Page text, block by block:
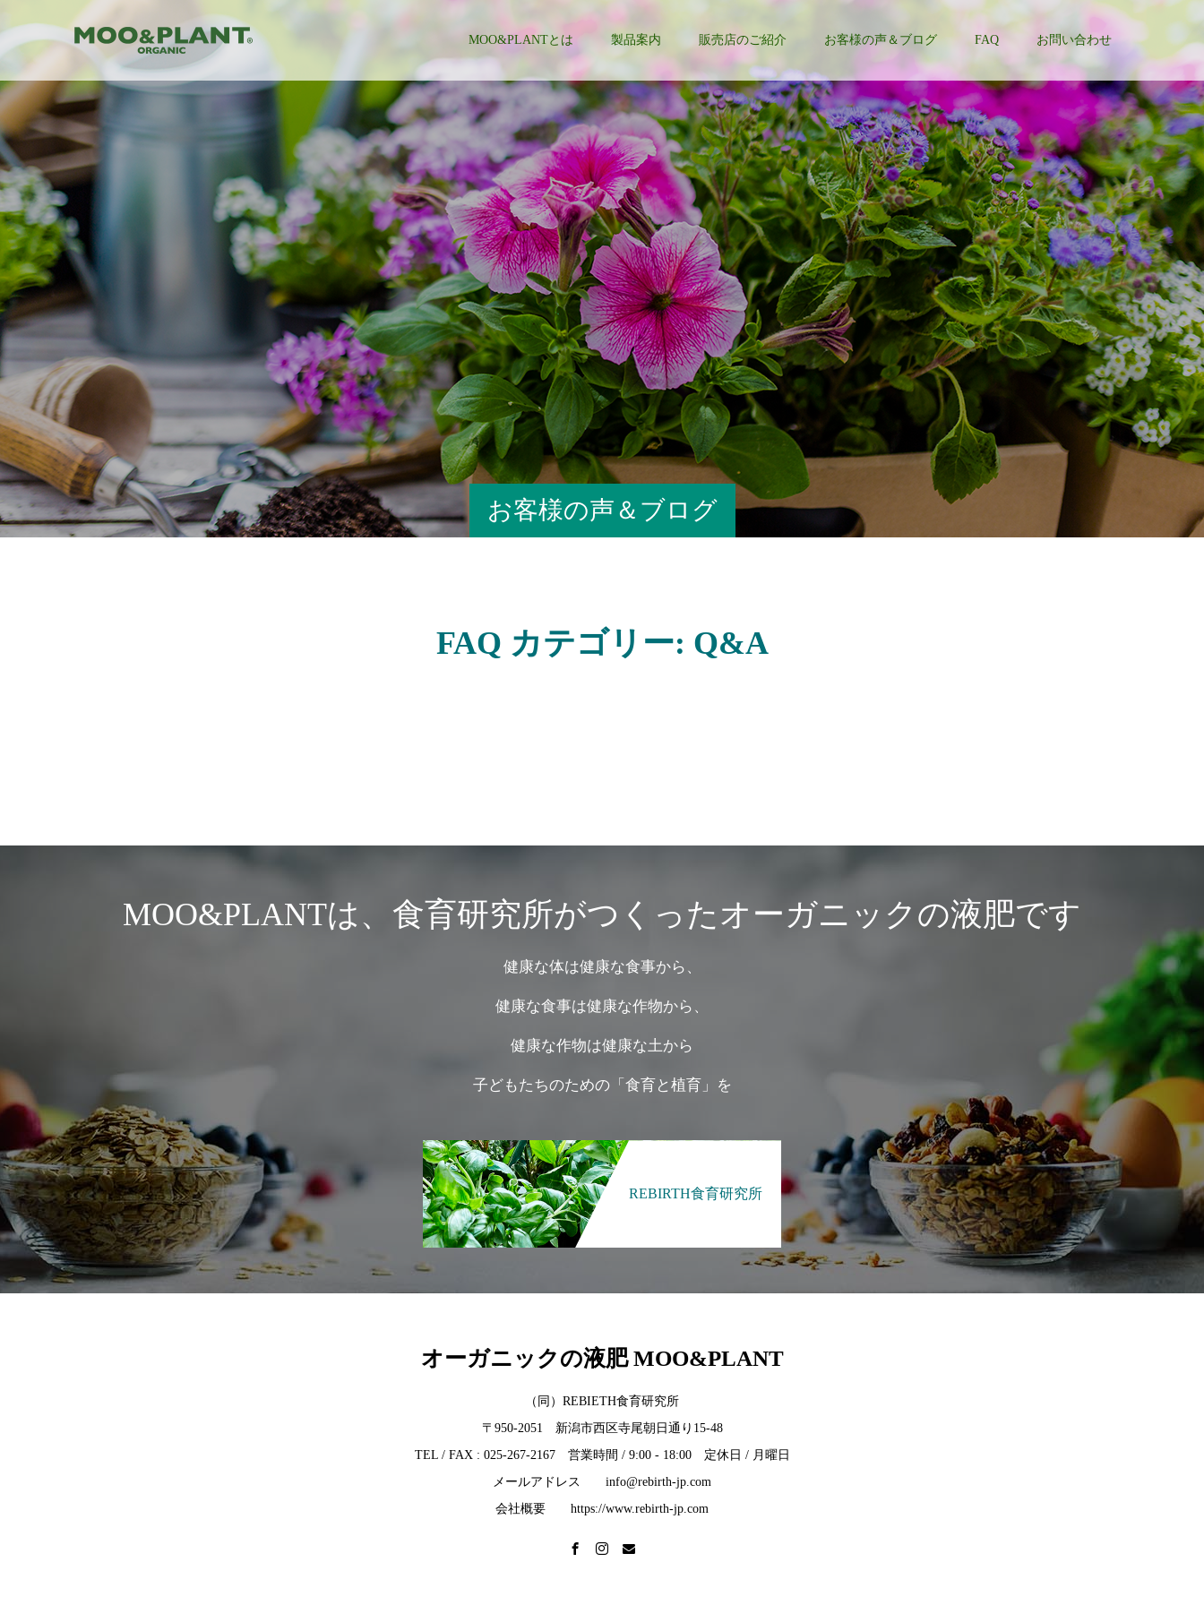
MOO&PLANTとは 製品案内 販売店のご紹介 お客様の声＆ブログ FAQ お問い合わせ
お客様の声＆ブログ
FAQ カテゴリー: Q&A
MOO&PLANTは、食育研究所がつくったオーガニックの液肥です
健康な体は健康な食事から、
健康な食事は健康な作物から、
健康な作物は健康な土から
子どもたちのための「食育と植育」を
REBIRTH食育研究所
オーガニックの液肥 MOO&PLANT
（同）REBIETH食育研究所
〒950-2051 新潟市西区寺尾朝日通り15-48
TEL / FAX : 025-267-2167 営業時間 / 9:00 - 18:00 定休日 / 月曜日
メールアドレス info@rebirth-jp.com
会社概要 https://www.rebirth-jp.com